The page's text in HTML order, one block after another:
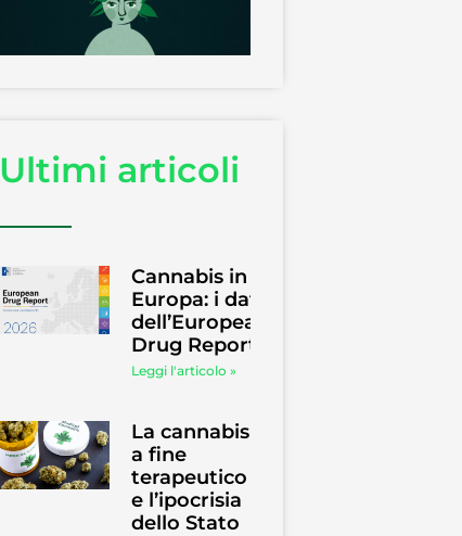
Ultimi articoli
Cannabis in
Europa: i dati
dell’European
Drug Report
Leggi l'articolo »
La cannabis
a fine
terapeutico
e l’ipocrisia
dello Stato